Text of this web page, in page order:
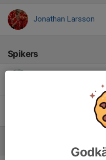
Jonathan Larsson
Spikers
Johannes Gabriël De